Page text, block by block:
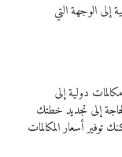
دولية إلى الوجهة التي
دولية إلى
إلى تجديد خطتك
أسعار المكالمات